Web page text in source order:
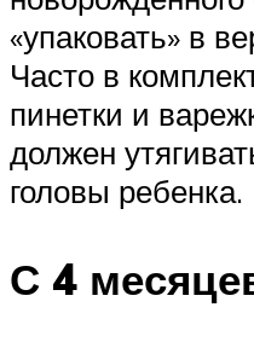
«упаковать» в
Часто в
пинетки и
должен
головы ребенка.
С 4